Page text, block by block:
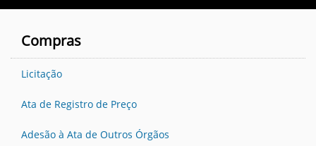
Compras
Licitação
Ata de Registro de Preço
Adesão à Ata de Outros Órgãos